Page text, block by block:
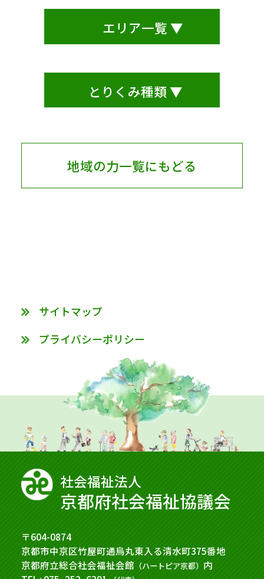
エリア一覧 ▼
とりくみ種類 ▼
地域の力一覧にもどる
サイトマップ
プライバシーポリシー
社会福祉法⼈
京都府社会福祉協議会
〒604-0874
京都市中京区竹屋町通烏丸東入る清水町375番地
京都府立総合社会福祉会館 （ハートピア京都） 内